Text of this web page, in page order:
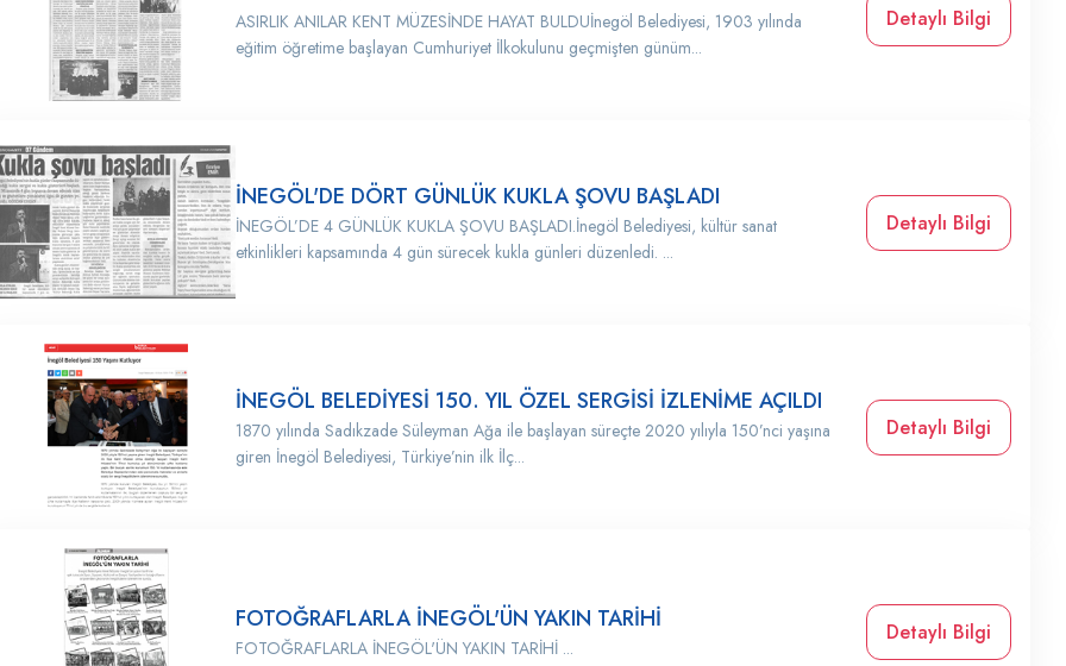
ASIRLIK ANILAR KENT MÜZESİNDE HAYAT BULDUİnegöl Belediyesi, 1903 yılında
eğitim öğretime başlayan Cumhuriyet İlkokulunu geçmişten günüm...
Detaylı Bilgi
İNEGÖL'DE DÖRT GÜNLÜK KUKLA ŞOVU BAŞLADI
İNEGÖL’DE 4 GÜNLÜK KUKLA ŞOVU BAŞLADI.İnegöl Belediyesi, kültür sanat
etkinlikleri kapsamında 4 gün sürecek kukla günleri düzenledi. ...
Detaylı Bilgi
İNEGÖL BELEDİYESİ 150. YIL ÖZEL SERGİSİ İZLENİME AÇILDI
1870 yılında Sadıkzade Süleyman Ağa ile başlayan süreçte 2020 yılıyla 150’nci yaşına
giren İnegöl Belediyesi, Türkiye’nin ilk İlç...
Detaylı Bilgi
FOTOĞRAFLARLA İNEGÖL'ÜN YAKIN TARİHİ
FOTOĞRAFLARLA İNEGÖL'ÜN YAKIN TARİHİ ...
Detaylı Bilgi